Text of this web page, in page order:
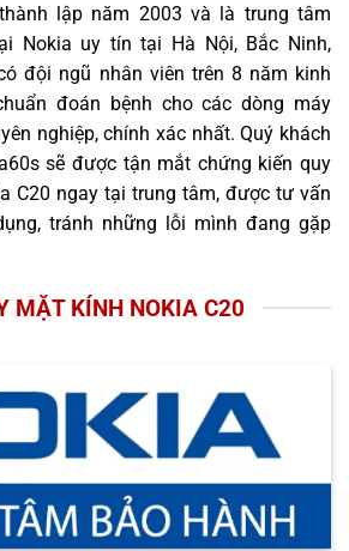
lập năm 2003 và là trung tâm
Nokia uy tín tại Hà Nội, Bắc Ninh,
đội ngũ nhân viên trên 8 năm kinh
đoán bệnh cho các dòng máy
nghiệp, chính xác nhất. Quý khách
sẽ được tận mắt chứng kiến quy
C20 ngay tại trung tâm, được tư vấn
tránh những lỗi mình đang gặp
MẶT KÍNH NOKIA C20